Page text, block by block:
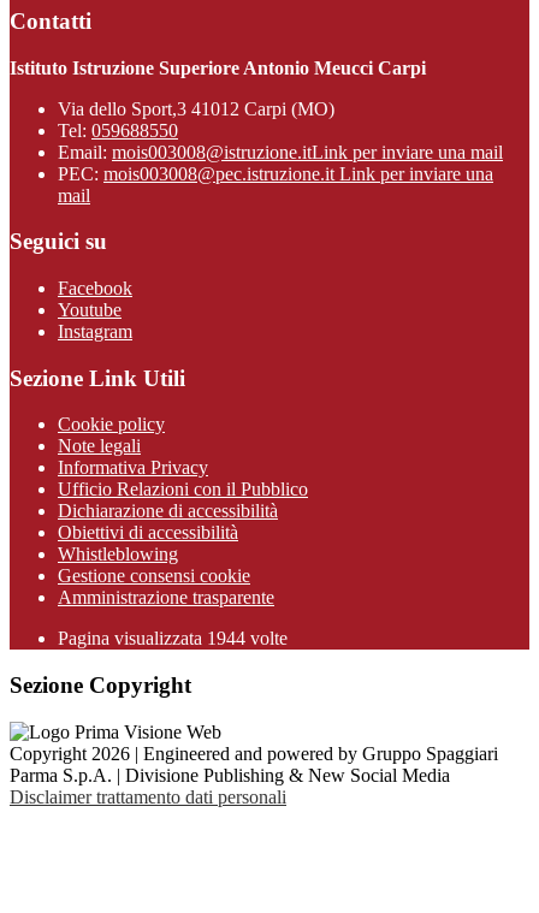
Contatti
Istituto Istruzione Superiore Antonio Meucci Carpi
Via dello Sport,3 41012 Carpi (MO)
Tel: 059688550
Email: mois003008@istruzione.itLink per inviare una mail
PEC: mois003008@pec.istruzione.it Link per inviare una
mail
Seguici su
Facebook
Youtube
Instagram
Sezione Link Utili
Cookie policy
Note legali
Informativa Privacy
Ufficio Relazioni con il Pubblico
Dichiarazione di accessibilità
Obiettivi di accessibilità
Whistleblowing
Gestione consensi cookie
Amministrazione trasparente
Pagina visualizzata 1944 volte
Sezione Copyright
Copyright 2026 | Engineered and powered by Gruppo Spaggiari
Parma S.p.A. | Divisione Publishing & New Social Media
Disclaimer trattamento dati personali